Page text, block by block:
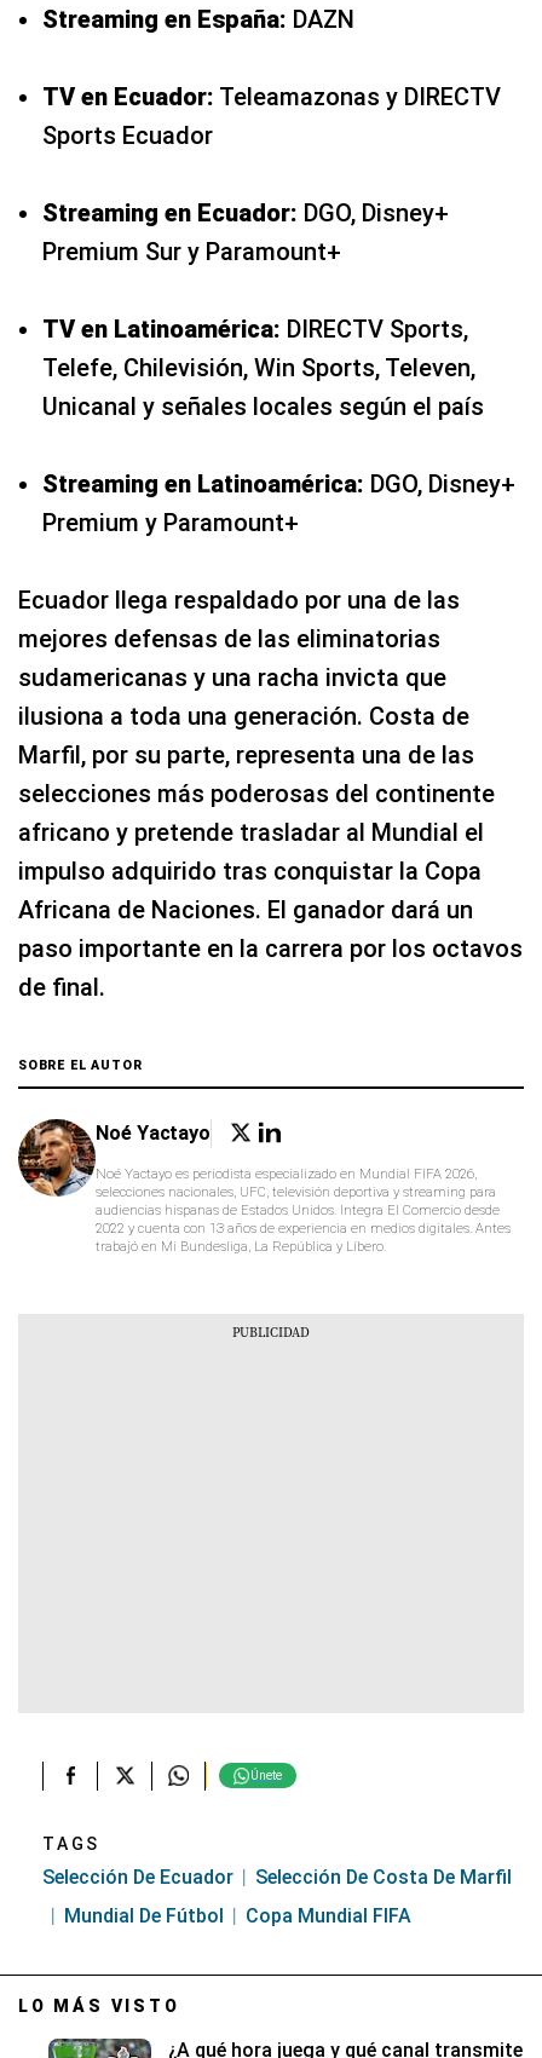
Streaming en España: DAZN
TV en Ecuador: Teleamazonas y DIRECTV
Sports Ecuador
Streaming en Ecuador: DGO, Disney+
Premium Sur y Paramount+
TV en Latinoamérica: DIRECTV Sports,
Telefe, Chilevisión, Win Sports, Televen,
Unicanal y señales locales según el país
Streaming en Latinoamérica: DGO, Disney+
Premium y Paramount+
Ecuador llega respaldado por una de las
mejores defensas de las eliminatorias
sudamericanas y una racha invicta que
ilusiona a toda una generación. Costa de
Marfil, por su parte, representa una de las
selecciones más poderosas del continente
africano y pretende trasladar al Mundial el
impulso adquirido tras conquistar la Copa
Africana de Naciones. El ganador dará un
paso importante en la carrera por los octavos
de final.
SOBRE EL AUTOR
Noé Yactayo
Noé Yactayo es periodista especializado en Mundial FIFA 2026,
selecciones nacionales, UFC, televisión deportiva y streaming para
audiencias hispanas de Estados Unidos. Integra El Comercio desde
2022 y cuenta con 13 años de experiencia en medios digitales. Antes
trabajó en Mi Bundesliga, La República y Líbero.
Únete
TAGS
Selección De Ecuador
Selección De Costa De Marfil
Mundial De Fútbol
Copa Mundial FIFA
LO MÁS VISTO
¿A qué hora juega y qué canal transmite